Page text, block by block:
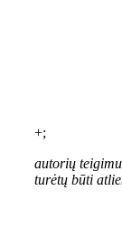
+;
autorių
turėtų būti